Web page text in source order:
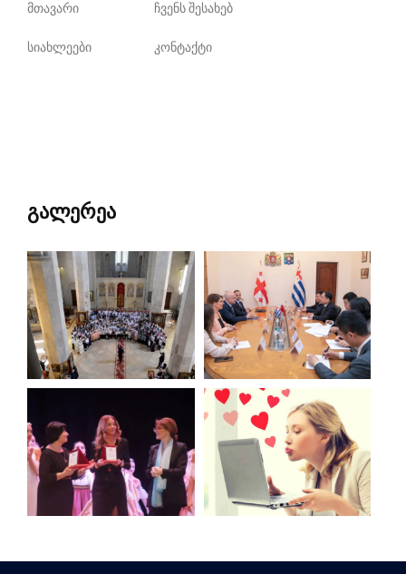
მთავარი ჩვენს შესახებ
სიახლეები კონტაქტი
გალერეა